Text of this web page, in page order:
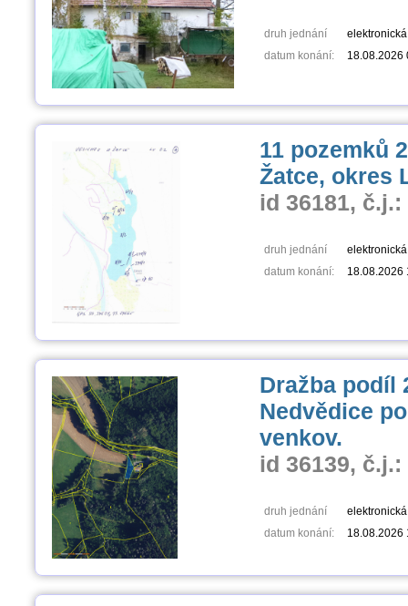
druh jednání
datum konání:
18.08.2026
11 pozemků
Žatce, okres
id 36181, č.j.:
druh jednání
datum konání:
18.08.2026
Dražba podíl
Nedvědice
venkov.
id 36139, č.j.:
druh jednání
datum konání:
18.08.2026